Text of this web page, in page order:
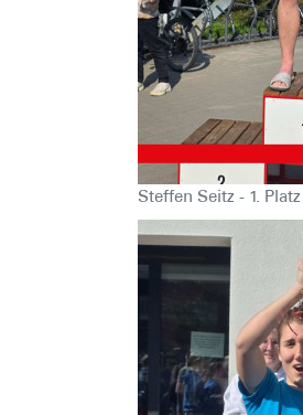
Steffen Seitz - 1.